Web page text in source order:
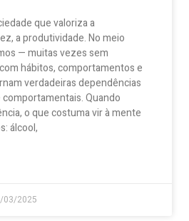
que valoriza a
a produtividade. No meio
— muitas vezes sem
hábitos, comportamentos e
verdadeiras dependências
Quando
o que costuma vir à mente
álcool,
03/2025